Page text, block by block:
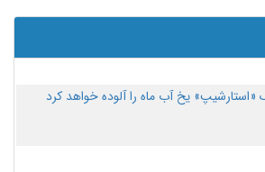
یخ آب ماه را آلوده خواهد کرد